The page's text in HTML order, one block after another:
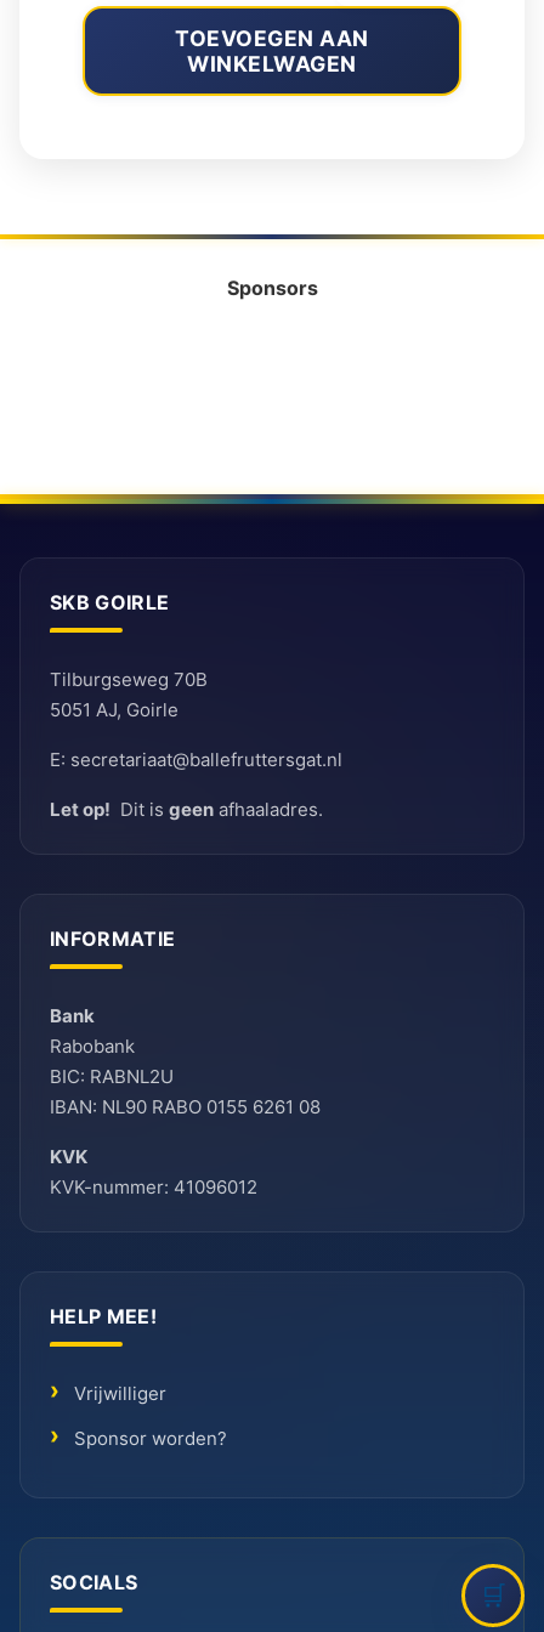
Ballefruttersgat
aantal
TOEVOEGEN AAN
WINKELWAGEN
Sponsors
SKB GOIRLE
Tilburgseweg 70B
5051 AJ, Goirle
E: secretariaat@ballefruttersgat.nl
Let op! Dit is geen afhaaladres.
INFORMATIE
Bank
Rabobank
BIC: RABNL2U
IBAN: NL90 RABO 0155 6261 08
KVK
KVK-nummer: 41096012
HELP MEE!
Vrijwilliger
Sponsor worden?
SOCIALS